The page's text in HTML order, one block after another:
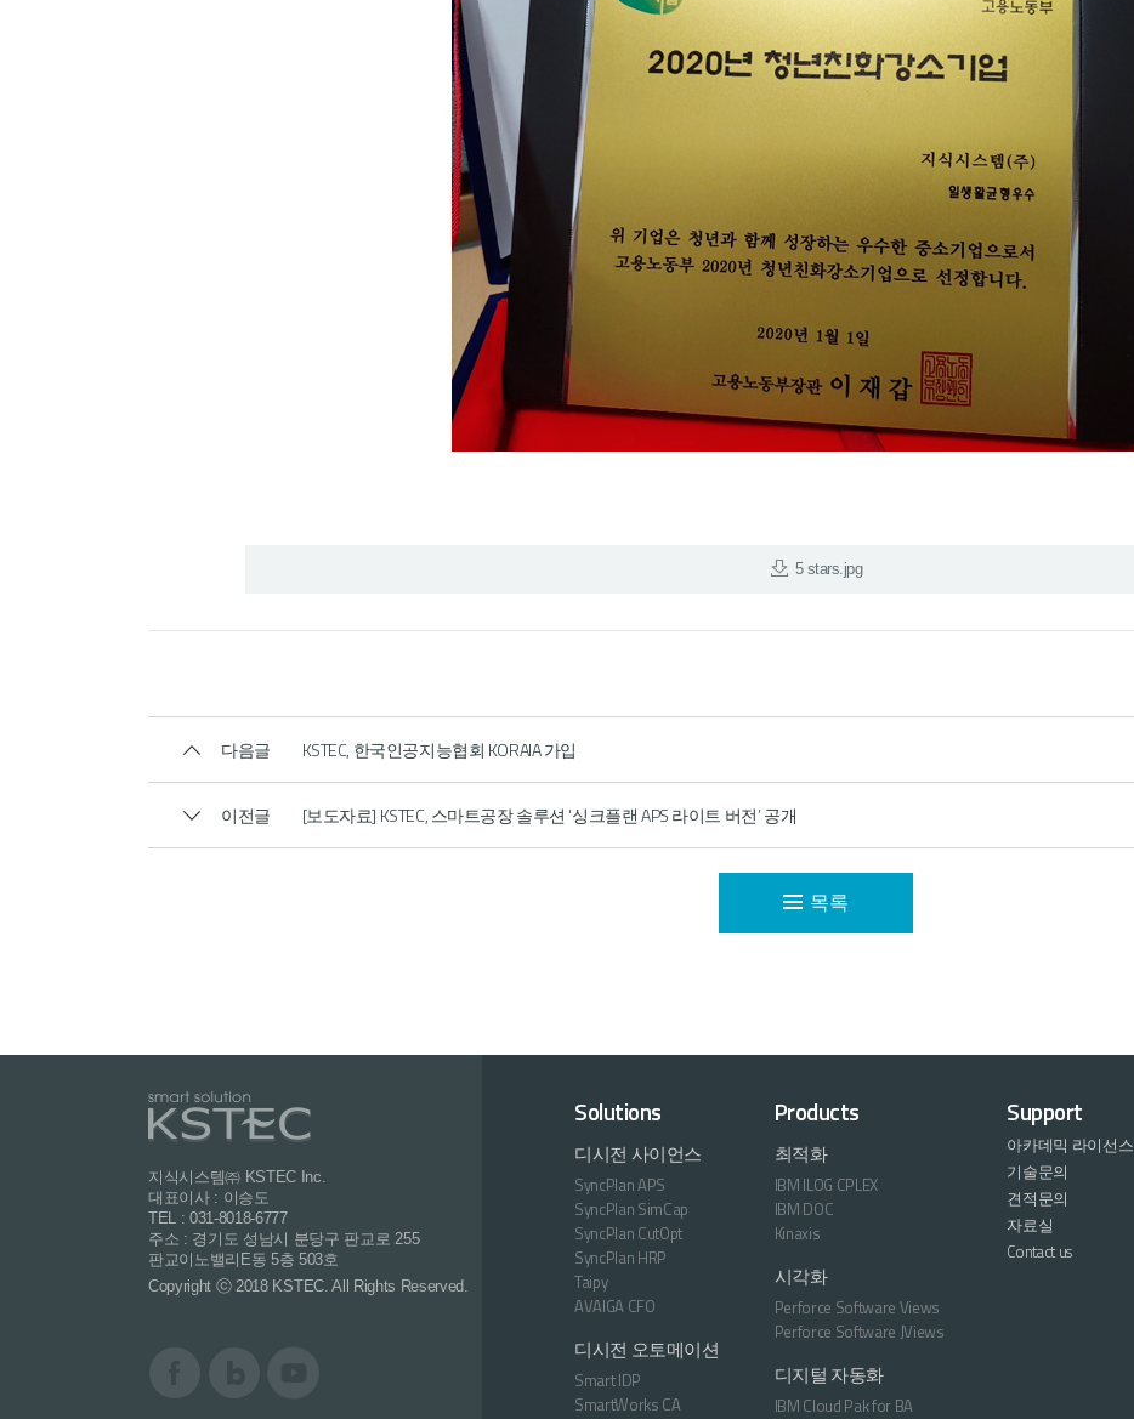
5 stars.jpg
다음글 KSTEC, 한국인공지능협회 KORAIA 가입
이전글 [보도자료] KSTEC, 스마트공장 솔루션 ‘싱크플랜 APS 라이트 버전’ 공개
목록
지식시스템㈜ KSTEC Inc.
대표이사 : 이승도
TEL : 031-8018-6777
주소 : 경기도 성남시 분당구 판교로 255
판교이노밸리E동 5층 503호
Copyright ⓒ 2018 KSTEC. All Rights Reserved.
Solutions
디시전 사이언스
SyncPlan APS
SyncPlan SimCap
SyncPlan CutOpt
SyncPlan HRP
Taipy
AVAIGA CFO
디시전 오토메이션
Smart IDP
SmartWorks CA
Products
최적화
IBM ILOG CPLEX
IBM DOC
Kinaxis
시각화
Perforce Software Views
Perforce Software JViews
디지털 자동화
IBM Cloud Pak for BA
Support
아카데믹 라이선스
기술문의
견적문의
자료실
Contact us